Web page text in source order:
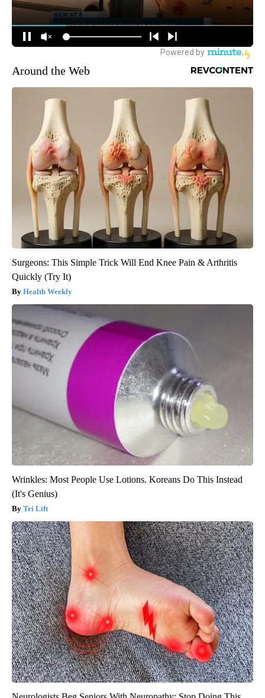
Around the Web
Surgeons: This Simple Trick Will End Knee Pain & Arthritis
Quickly (Try It)
Health Weekly
Wrinkles: Most People Use Lotions. Koreans Do This Instead
(It's Genius)
Tri Lift